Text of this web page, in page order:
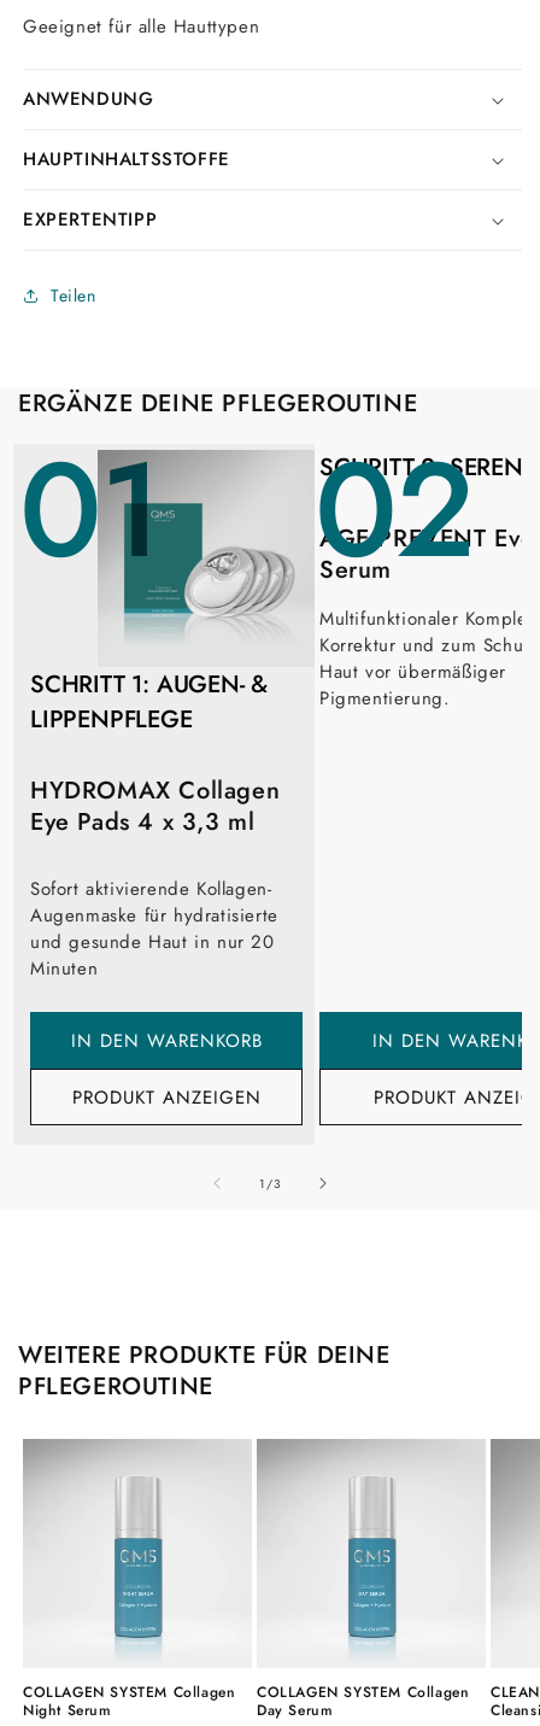
Geeignet für alle Hauttypen
ANWENDUNG
HAUPTINHALTSSTOFFE
EXPERTENTIPP
Teilen
ERGÄNZE DEINE PFLEGEROUTINE
01
SCHRITT 1: AUGEN- &
LIPPENPFLEGE
HYDROMAX Collagen
Eye Pads 4 x 3,3 ml
Sofort aktivierende Kollagen-
Augenmaske für hydratisierte
und gesunde Haut in nur 20
Minuten
IN DEN WARENKORB
PRODUKT ANZEIGEN
02
SCHRITT 2: SEREN
AGE PREVENT
Serum
Multifunktionaler
Korrektur und zum
Haut vor übermäßiger
Pigmentierung.
IN DEN
PRODUKT
1 /von
3
WEITERE PRODUKTE FÜR DEINE
PFLEGEROUTINE
COLLAGEN SYSTEM Collagen
Night Serum
COLLAGEN SYSTEM Collagen
Day Serum